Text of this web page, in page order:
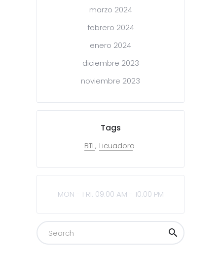
marzo 2024
febrero 2024
enero 2024
diciembre 2023
noviembre 2023
Tags
BTL Licuadora
MON - FRI: 09:00 AM - 10:00 PM